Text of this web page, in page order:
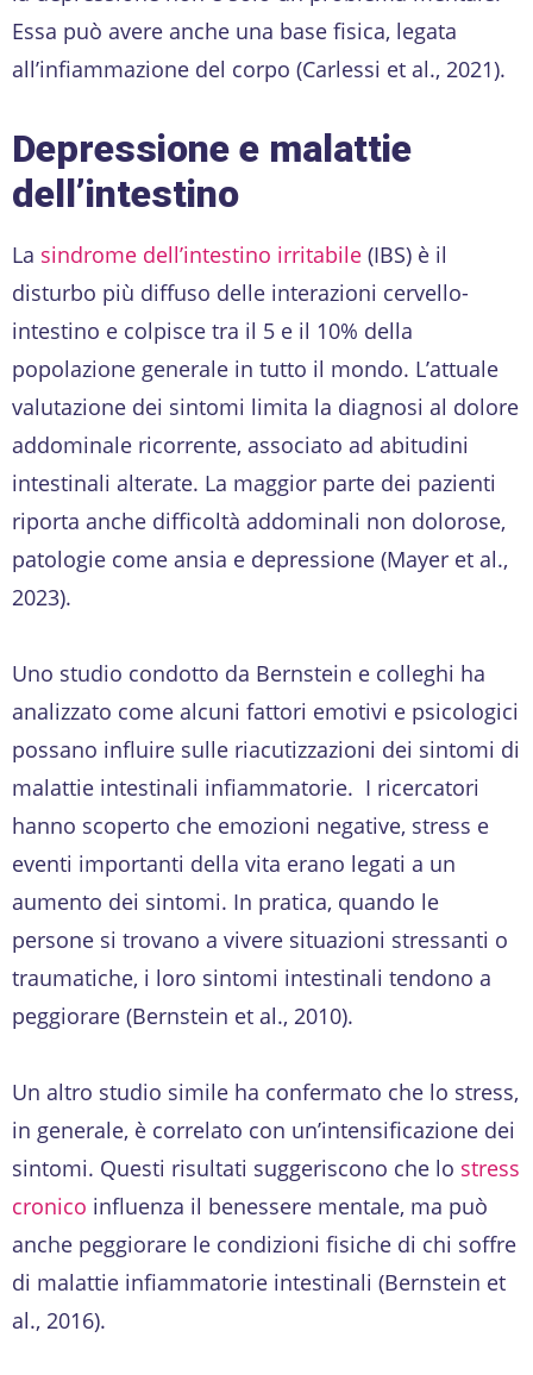
Essa può avere anche una base fisica, legata
all’infiammazione del corpo (Carlessi et al., 2021).
Depressione e malattie
dell’intestino
La sindrome dell’intestino irritabile (IBS) è il
disturbo più diffuso delle interazioni cervello-
intestino e colpisce tra il 5 e il 10% della
popolazione generale in tutto il mondo. L’attuale
valutazione dei sintomi limita la diagnosi al dolore
addominale ricorrente, associato ad abitudini
intestinali alterate. La maggior parte dei pazienti
riporta anche difficoltà addominali non dolorose,
patologie come ansia e depressione (Mayer et al.,
2023).
Uno studio condotto da Bernstein e colleghi ha
analizzato come alcuni fattori emotivi e psicologici
possano influire sulle riacutizzazioni dei sintomi di
malattie intestinali infiammatorie. I ricercatori
hanno scoperto che emozioni negative, stress e
eventi importanti della vita erano legati a un
aumento dei sintomi. In pratica, quando le
persone si trovano a vivere situazioni stressanti o
traumatiche, i loro sintomi intestinali tendono a
peggiorare (Bernstein et al., 2010).
Un altro studio simile ha confermato che lo stress,
in generale, è correlato con un’intensificazione dei
sintomi. Questi risultati suggeriscono che lo stress
cronico influenza il benessere mentale, ma può
anche peggiorare le condizioni fisiche di chi soffre
di malattie infiammatorie intestinali (Bernstein et
al., 2016).